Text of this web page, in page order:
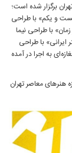
برگزار شده است؛
بیست و یکم» با طراحی
«صدا در گذر زمان» با طراحی نیما
«صدای ارکستر ایرانی» با طراحی
علی مغازه‌ای به اجرا در آمده
هنرهای معاصر تهران